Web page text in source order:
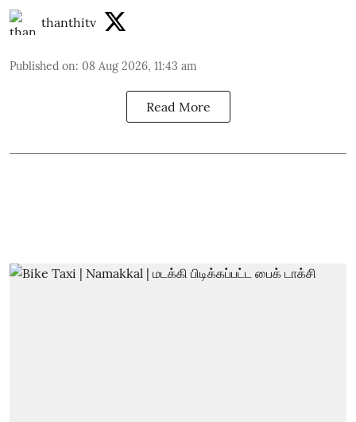
thanthitv
Published on: 08 Aug 2026, 11:43 am
Read More